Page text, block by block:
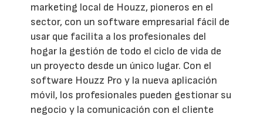
marketing local de Houzz, pioneros en el
sector, con un software empresarial fácil de
usar que facilita a los profesionales del
hogar la gestión de todo el ciclo de vida de
un proyecto desde un único lugar. Con el
software Houzz Pro y la nueva aplicación
móvil, los profesionales pueden gestionar su
negocio y la comunicación con el cliente